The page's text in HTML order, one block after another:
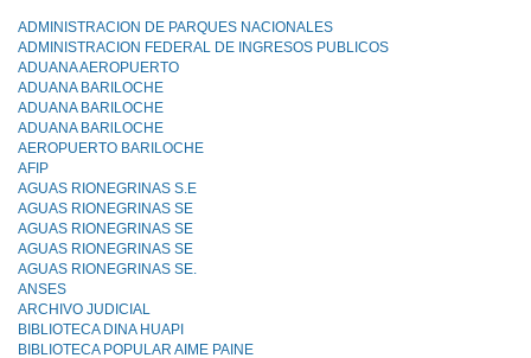
ADMINISTRACION DE PARQUES NACIONALES
ADMINISTRACION FEDERAL DE INGRESOS PUBLICOS
ADUANA AEROPUERTO
ADUANA BARILOCHE
ADUANA BARILOCHE
ADUANA BARlLOCHE
AEROPUERTO BARILOCHE
AFIP
AGUAS RIONEGRINAS S.E
AGUAS RIONEGRINAS SE
AGUAS RIONEGRINAS SE
AGUAS RIONEGRINAS SE
AGUAS RIONEGRINAS SE.
ANSES
ARCHIVO JUDICIAL
BIBLIOTECA DINA HUAPI
BIBLIOTECA POPULAR AIME PAINE